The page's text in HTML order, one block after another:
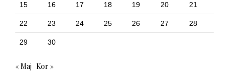
15 16 17 18 19 20 21
22 23 24 25 26 27 28
29 30
« Maj Kor »